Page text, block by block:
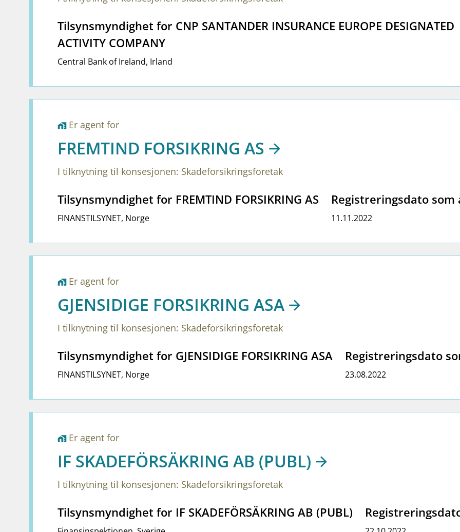
Tilsynsmyndighet for CNP SANTANDER INSURANCE EUROPE DESIGNATED
ACTIVITY COMPANY
Central Bank of Ireland, Irland
home_work Er agent for
FREMTIND FORSIKRING AS
I tilknytning til konsesjonen: Skadeforsikringsforetak
Tilsynsmyndighet for FREMTIND FORSIKRING AS
FINANSTILSYNET, Norge
Registreringsdato som
11.11.2022
home_work Er agent for
GJENSIDIGE FORSIKRING ASA
I tilknytning til konsesjonen: Skadeforsikringsforetak
Tilsynsmyndighet for GJENSIDIGE FORSIKRING ASA
FINANSTILSYNET, Norge
Registreringsdato
23.08.2022
home_work Er agent for
IF SKADEFÖRSÄKRING AB (PUBL)
I tilknytning til konsesjonen: Skadeforsikringsforetak
Tilsynsmyndighet for IF SKADEFÖRSÄKRING AB (PUBL)